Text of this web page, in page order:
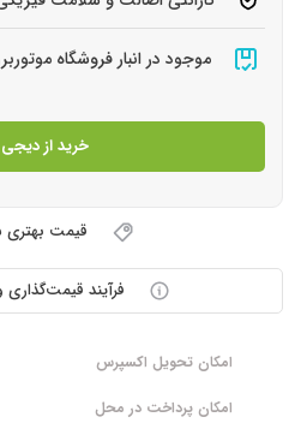
موجود در انبار فروشگاه
خرید از دیجی
قیمت بهتری
فرآیند
امکان تحویل اکسپرس
امکان پرداخت در محل